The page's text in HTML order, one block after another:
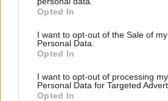
grant or deny consent to Google and
use your data for below specified
consent section.
Opted In
I want to opt-out of the Sale of my
Personal Data.
Opted In
I want to opt-out of processing my
Personal Data for Targeted
Opted In